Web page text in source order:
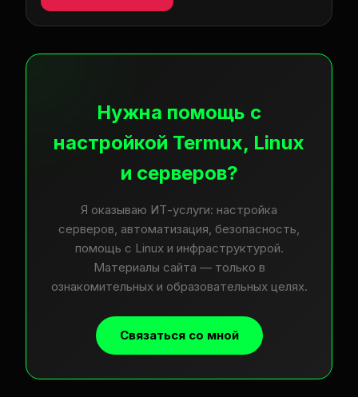
Нужна помощь с
настройкой Termux, Linux
и серверов?
Я оказываю ИТ-услуги: настройка
серверов, автоматизация, безопасность,
помощь с Linux и инфраструктурой.
Материалы сайта — только в
ознакомительных и образовательных целях.
Связаться со мной